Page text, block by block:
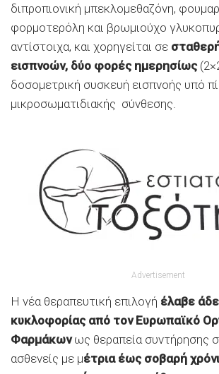
διπροπιονική μπεκλομεθαζόνη,
φορμοτερόλη και βρωμιούχο
αντίστοιχα, και χορηγείται σε
εισπνοών, δύο φορές ημερησίως
δοσομετρική συσκευή εισπνοής υπό
μικροσωματιδιακής σύνθεσης.
Advertisement
Η νέα θεραπευτική επιλογή έλαβε
κυκλοφορίας από τον Ευρωπαϊκό
Φαρμάκωνως θεραπεία συντήρησης
ασθενείς με μέτρια έως σοβαρή